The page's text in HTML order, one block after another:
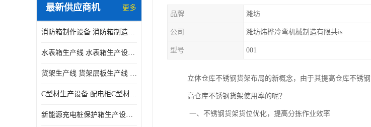
最新供应商机 更多
消防箱制作设备 消防箱制造需要哪些设备
水表箱生产线 水表箱生产设备 加工水表箱需要的设备
货架生产线 货架层板生产线 货架立柱生产线
C型材生产设备 配电柜C型材成型设备 配电柜型材生产线
新能源充电桩保护箱生产设备 充电保护箱生产线
品牌 潍坊
公司 潍坊炜桦冷弯机械制造有限共is
型号 001
立体仓库不锈钢货架布局的新概念，由于其提高仓库不锈
高仓库不锈钢货架使用率的呢？
一、不锈钢货架货位优化，提高分拣作业效率